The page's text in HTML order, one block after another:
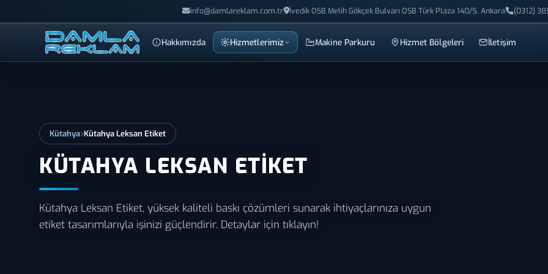
info@damlareklam.com.tr İvedik OSB Melih Gökçek Bulvarı OSB Türk Plaza 140/5, Ankara (0312)
Hakkımızda Hizmetlerimiz Makine Parkuru Hizmet Bölgeleri İletişim
Kütahya Kütahya Leksan Etiket
KÜTAHYA LEKSAN ETIKET
Kütahya Leksan Etiket, yüksek kaliteli baskı çözümleri sunarak ihtiyaçlarınıza uygun
etiket tasarımlarıyla işinizi güçlendirir. Detaylar için tıklayın!